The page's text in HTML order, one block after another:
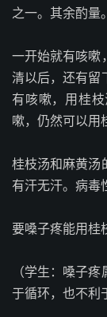
之一。其余酌量。
一开始就有咳嗽
清以后，还有留
有咳嗽，用桂
嗽，仍然可以用
桂枝汤和麻黄汤
有汗无汗。病毒
要嗓子疼能用桂
（学生：嗓子
于循环，也不利